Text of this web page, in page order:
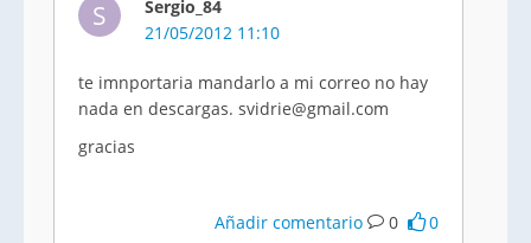
S
Sergio_84
21/05/2012 11:10
te imnportaria mandarlo a mi correo no hay
nada en descargas. svidrie@gmail.com
gracias
Añadir comentario 0 0